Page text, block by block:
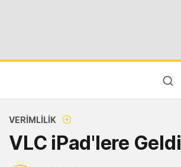
VERIMLILIK
VLC iPad'lere Geldi